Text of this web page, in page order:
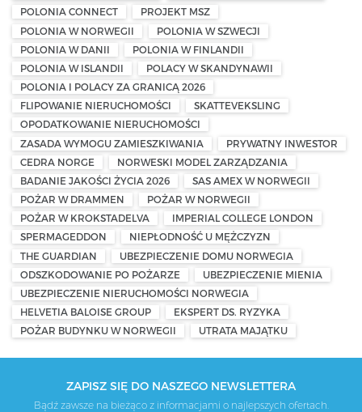
POLONIA CONNECT
PROJEKT MSZ
POLONIA W NORWEGII
POLONIA W SZWECJI
POLONIA W DANII
POLONIA W FINLANDII
POLONIA W ISLANDII
POLACY W SKANDYNAWII
POLONIA I POLACY ZA GRANICĄ 2026
FLIPOWANIE NIERUCHOMOŚCI
SKATTEVEKSLING
OPODATKOWANIE NIERUCHOMOŚCI
ZASADA WYMOGU ZAMIESZKIWANIA
PRYWATNY INWESTOR
CEDRA NORGE
NORWESKI MODEL ZARZĄDZANIA
BADANIE JAKOŚCI ŻYCIA 2026
SAS AMEX W NORWEGII
POŻAR W DRAMMEN
POŻAR W NORWEGII
POŻAR W KROKSTADELVA
IMPERIAL COLLEGE LONDON
SPERMAGEDDON
NIEPŁODNOŚĆ U MĘŻCZYZN
THE GUARDIAN
UBEZPIECZENIE DOMU NORWEGIA
ODSZKODOWANIE PO POŻARZE
UBEZPIECZENIE MIENIA
UBEZPIECZENIE NIERUCHOMOŚCI NORWEGIA
HELVETIA BALOISE GROUP
EKSPERT DS. RYZYKA
POŻAR BUDYNKU W NORWEGII
UTRATA MAJĄTKU
ZAPISZ SIĘ DO NASZEGO NEWSLETTERA
Bądź zawsze na bieżąco z informacjami o najlepszych ofertach.